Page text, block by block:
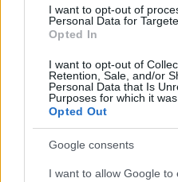
I want to opt-out of
Personal Data for
Opted In
I want to opt-out of
Retention, Sale, and/or
Personal Data that Is
Purposes for which it was
Opted Out
Google consents
I want to allow Google to
*** http://
- Péntek
kősziklám, nála
pajzsom,
fellegváram!"